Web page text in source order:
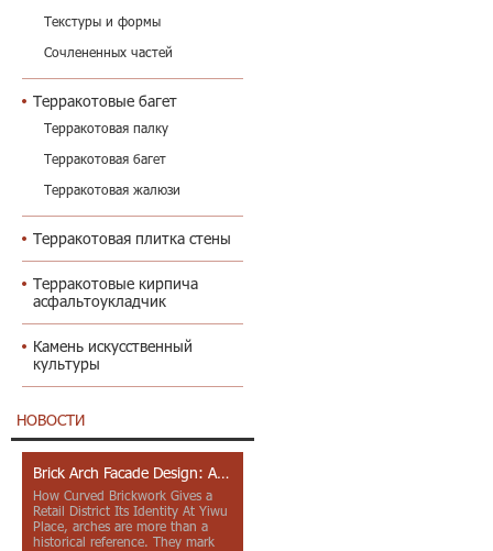
Текстуры и формы
Сочлененных частей
Терракотовые багет
Терракотовая палку
Терракотовая багет
Терракотовая жалюзи
Терракотовая плитка стены
Терракотовые кирпича
асфальтоукладчик
Камень искусственный
культуры
НОВОСТИ
Brick Arch Facade Design: A Closer Look at Yiwu Place
How Curved Brickwork Gives a
Retail District Its Identity At Yiwu
Place, arches are more than a
historical reference. They mark